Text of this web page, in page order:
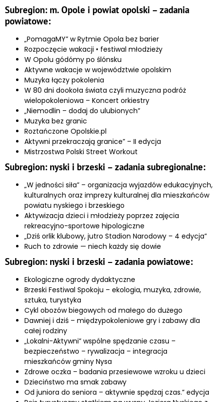
Subregion: m. Opole i powiat opolski – zadania
powiatowe:
„PomagaMY” w Rytmie Opola bez barier
Rozpoczęcie wakacji • festiwal młodzieży
W Opolu gódómy po ślónsku
Aktywne wakacje w województwie opolskim
Muzyka łączy pokolenia
W 80 dni dookoła świata czyli muzyczna podróż
wielopokoleniowa – Koncert orkiestry
„Niemodlin – dodaj do ulubionych”
Muzyka bez granic
Roztańczone Opolskie.pl
Aktywni przekraczają granice” – II edycja
Mistrzostwa Polski Street Workout
Subregion: nyski i brzeski – zadania subregionalne:
„W jedności siła” – organizacja wyjazdów edukacyjnych,
kulturalnych oraz imprezy kulturalnej dla mieszkańców
powiatu nyskiego i brzeskiego
Aktywizacja dzieci i młodzieży poprzez zajęcia
rekreacyjno-sportowe hipologiczne
„Dziś orlik klubowy, jutro Stadion Narodowy – 4 edycja”
Ruch to zdrowie — niech każdy się dowie
Subregion: nyski i brzeski – zadania powiatowe:
Ekologiczne ogrody dydaktyczne
Brzeski Festiwal Spokoju – ekologia, muzyka, zdrowie,
sztuka, turystyka
Cykl obozów biegowych od małego do dużego
Dawniej i dziś – międzypokoleniowe gry i zabawy dla
całej rodziny
„Lokalni-Aktywni” wspólne spędzanie czasu –
bezpieczeństwo – rywalizacja – integracja
mieszkańców gminy Nysa
Zdrowe oczka – badania przesiewowe wzroku u dzieci
Dzieciństwo ma smak zabawy
Od juniora do seniora – aktywnie spędzaj czas.” edycja